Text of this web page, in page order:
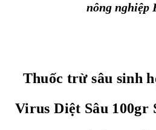
nông nghiệp
Thuốc trừ sâu sinh
Virus Diệt Sâu 100gr